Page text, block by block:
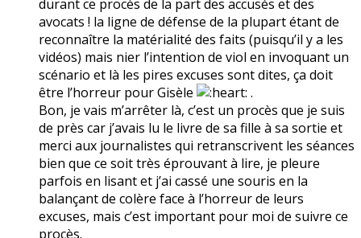
durant ce procès de la part des accusés et des
avocats ! la ligne de défense de la plupart étant de
reconnaître la matérialité des faits (puisqu’il y a les
vidéos) mais nier l’intention de viol en invoquant un
scénario et là les pires excuses sont dites, ça doit
être l’horreur pour Gisèle
.
Bon, je vais m’arrêter là, c’est un procès que je suis
de près car j’avais lu le livre de sa fille à sa sortie et
merci aux journalistes qui retranscrivent les séances
bien que ce soit très éprouvant à lire, je pleure
parfois en lisant et j’ai cassé une souris en la
balançant de colère face à l’horreur de leurs
excuses, mais c’est important pour moi de suivre ce
procès.